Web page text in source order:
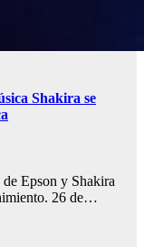
Shakira se
Epson y Shakira
26 de…